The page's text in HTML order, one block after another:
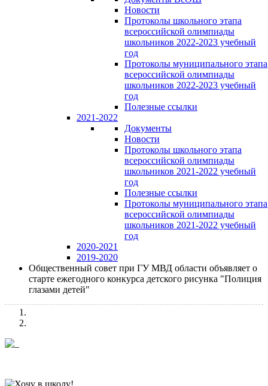
Новости
Протоколы школьного этапа
всероссийской олимпиады
школьников 2022-2023 учебный
год
Протоколы муниципального этапа
всероссийской олимпиады
школьников 2022-2023 учебный
год
Полезные ссылки
2021-2022
Документы
Новости
Протоколы школьного этапа
всероссийской олимпиады
школьников 2021-2022 учебный
год
Полезные ссылки
Протоколы муниципального этапа
всероссийской олимпиады
школьников 2021-2022 учебный
год
2020-2021
2019-2020
Общественный совет при ГУ МВД области объявляет о
старте ежегодного конкурса детского рисунка "Полиция
глазами детей"